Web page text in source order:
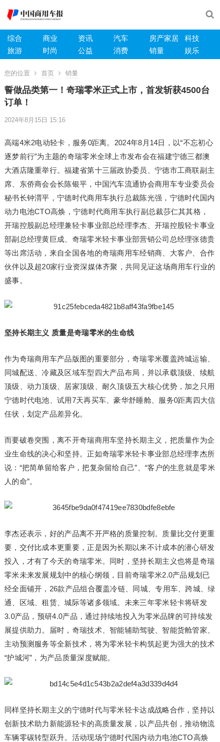
综合 商业 资讯 汽车 房产家居
科技
旅游
时尚 公益 消费 销量 娱乐
您的位置 首页 销量
誓做品类第一！奇瑞零米正式上市，首发斩获4500台
订单！
2024年8月15日 15:16
高端4米2电动轻卡，服务0距离。2024年8月14日，以“不忘初心
逐梦前行”为主题的奇瑞零米全球上市发布会在福建宁德三都澳
大酒店隆重举行。福建省第十三届政协委员、宁德市工商联副主
席、东侨商会会长陈银平，中国汽车流通协会商用车专业委员会
秘书长钟渭平，宁德时代商用车执行总裁陈光强，宁德时代国内
动力电池CTO高焕，宁德时代商用车执行副总裁莎仁其其格，
开瑞控股副总经理兼轻卡事业部总经理李杰、开瑞控股轻卡事业
部副总经理黄巨成、奇瑞零米轻卡事业部营销公司总经理张德贵
等出席活动，来自全国各地的奇瑞商用车经销商、大客户、合作
伙伴以及超20家行业资深媒体齐聚，共同见证这场商用车行业的
盛事。
坚持长期主义 质量是奇瑞零米的生命线
作为奇瑞商用车产品版图的重要部分，奇瑞零米覆盖跨城运输、
同城配送、冷藏及区域车型四大产品布局，并以承载顶级、续航
顶级、动力顶级、居家顶级、耐久顶级五大核心优势，加之只用
宁德时代电池、试用7天再买车、豪华舒睡舱、服务0距离四大信
任状，划定产品差异化。
而要破卷突围，离不开奇瑞商用车坚持长期主义，把质量作为企
业生命线的决心和坚持。正如奇瑞零米轻卡事业部总经理李杰所
说：“把简单留给客户，把复杂留给自己”、“客户的生意就是零米
人的命”。
李杰还表示，好的产品离不开严格的质量控制。质量比交付更重
要，交付比成本更重要，正是因为长期以来不计成本的潜心研发
投入，才有了今天的奇瑞零米。同时，坚持长期主义也将是奇瑞
零米未来发展规划中的核心纲领，目前奇瑞零米2.0产品规划已
经全面铺开，26款产品组合覆盖冷链、同城、专用车、跨城、绿
通、区域、租赁、城际等诸多领域。未来三年零米轻卡将研发
3.0产品，预研4.0产品，通过持续地投入为零米品牌的可持续发
展提供助力。届时，奇瑞技术、智能辅助驾驶、智能货舱管家、
主动预测服务等全新技术，将为零米轻卡构筑起更为强大的技术
“护城河”，为产品质量深度赋能。
同样坚持长期主义的宁德时代与零米轻卡达成战略合作，坚持以
创新技术助力新能源轻卡的高质量发展，以产品共创，推动物流
车辆零碳转型跃升。活动现场宁德时代国内动力电池CTO高焕